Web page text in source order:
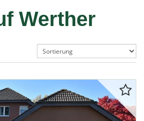
Werther